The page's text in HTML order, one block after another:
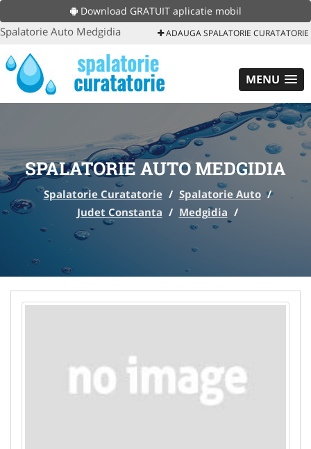
Download GRATUIT aplicatie mobil
Spalatorie Auto Medgidia ADAUGA SPALATORIE CURATATORIE
MENU
SPALATORIE AUTO MEDGIDIA
Spalatorie Curatatorie / Spalatorie Auto /
Judet Constanta / Medgidia /